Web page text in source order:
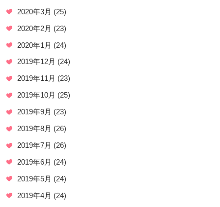
2020年3月 (25)
2020年2月 (23)
2020年1月 (24)
2019年12月 (24)
2019年11月 (23)
2019年10月 (25)
2019年9月 (23)
2019年8月 (26)
2019年7月 (26)
2019年6月 (24)
2019年5月 (24)
2019年4月 (24)